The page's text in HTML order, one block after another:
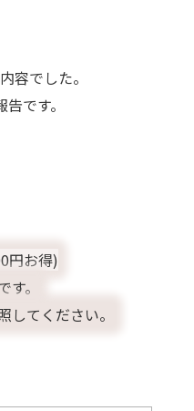
容でした。
です。
円お得)
。
てください。